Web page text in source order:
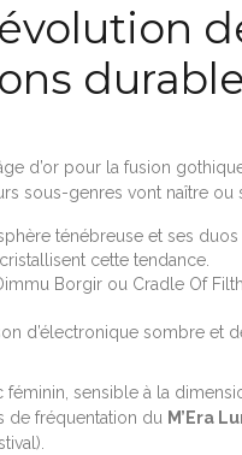
d’or pour la fusion
sous-genres vont naître ou
ténébreuse et ses
cette tendance.
Borgir ou Cradle Of
d’électronique sombre et
sensible à la
de fréquentation du M’Era